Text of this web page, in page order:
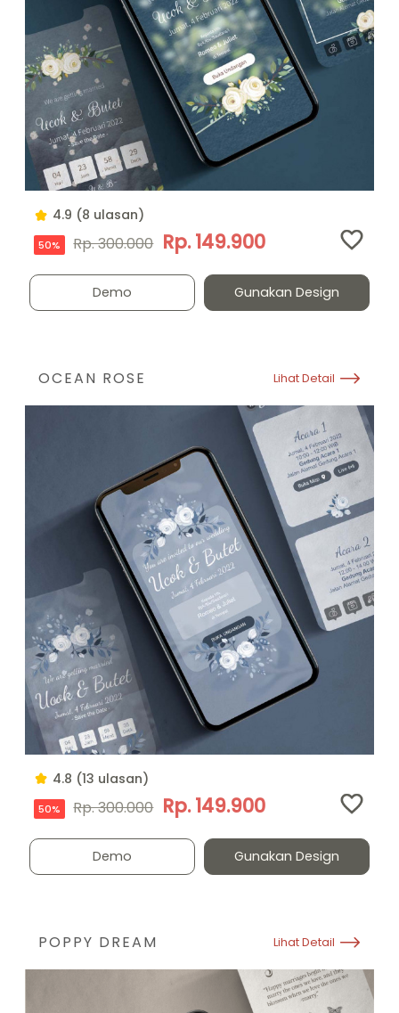
4.9 (8 ulasan)
50% Rp. 300.000 Rp. 149.900
Demo Gunakan Design
OCEAN ROSE Lihat Detail
4.8 (13 ulasan)
50% Rp. 300.000 Rp. 149.900
Demo Gunakan Design
POPPY DREAM Lihat Detail